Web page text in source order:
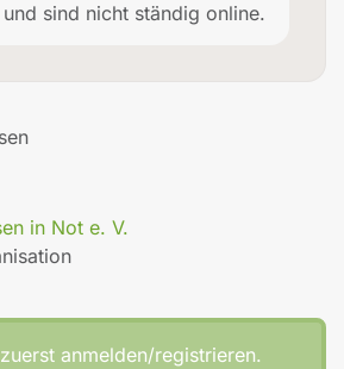
sind nicht ständig online.
in Not e. V.
anmelden/registrieren.